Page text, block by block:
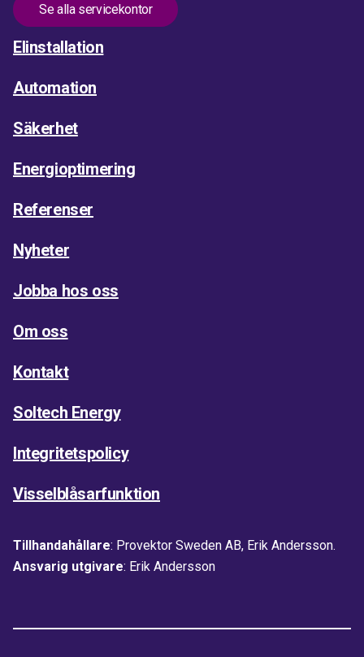
Se alla servicekontor
Elinstallation
Automation
Säkerhet
Energioptimering
Referenser
Nyheter
Jobba hos oss
Om oss
Kontakt
Soltech Energy
Integritetspolicy
Visselblåsarfunktion
Tillhandahållare: Provektor Sweden AB, Erik Andersson.
Ansvarig utgivare: Erik Andersson